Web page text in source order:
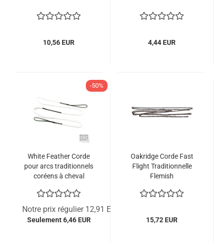
10,56 EUR 4,44 EUR
-50%
White Feather Corde
pour arcs traditionnels
coréens à cheval
Notre prix régulier 12,91 EUR
Seulement 6,46 EUR
Oakridge Corde Fast
Flight Traditionnelle
Flemish
15,72 EUR